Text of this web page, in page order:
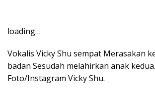
loading…
Vokalis Vicky Shu sempat Merasakan
badan Sesudah melahirkan anak kedua.
Foto/Instagram Vicky Shu.